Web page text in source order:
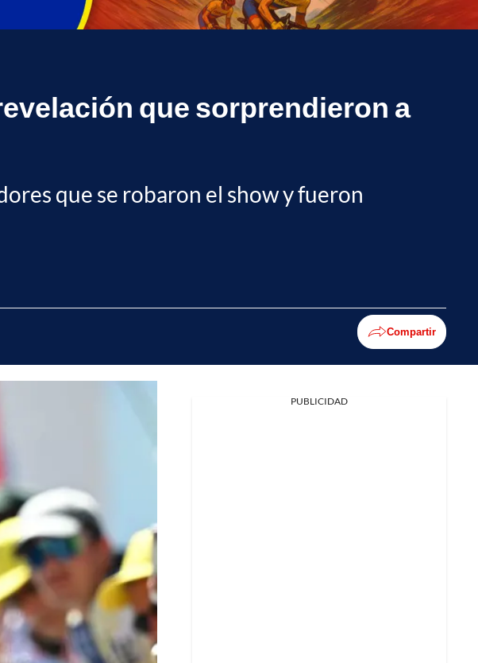
que sorprendieron a
que se robaron el show y fueron
Compartir
PUBLICIDAD